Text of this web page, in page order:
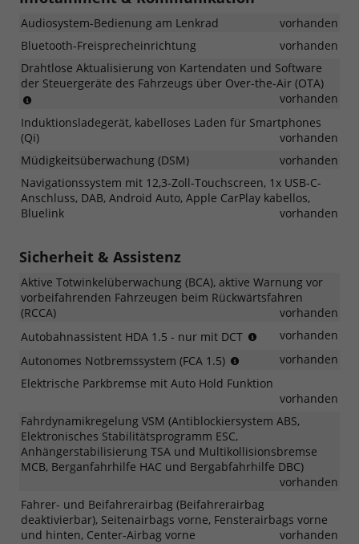
Audiosystem-Bedienung am Lenkrad
vorhanden
Bluetooth-Freisprecheinrichtung
vorhanden
Drahtlose Aktualisierung von Kartendaten und Software
der Steuergeräte des Fahrzeugs über Over-the-Air (OTA)
vorhanden
Induktionsladegerät, kabelloses Laden für Smartphones
(Qi)
vorhanden
Müdigkeitsüberwachung (DSM)
vorhanden
Navigationssystem mit 12,3-Zoll-Touchscreen, 1x USB-C-
Anschluss, DAB, Android Auto, Apple CarPlay kabellos,
Bluelink
vorhanden
Sicherheit & Assistenz
Aktive Totwinkelüberwachung (BCA), aktive Warnung vor
vorbeifahrenden Fahrzeugen beim Rückwärtsfahren
(RCCA)
vorhanden
Autobahnassistent HDA 1.5 - nur mit DCT
Automatische
Kurven
und
Beschleunigung
die
voreingestellte
Geschwindigkeit
vorhanden
Autonomes Notbremssystem (FCA 1.5)
Erkennung
Fahrzeugen,
Fußgängern,
Radfahrern
Warnung
vor
beim
Linksabbiegen
vorhanden
Elektrische Parkbremse mit Auto Hold Funktion
vorhanden
Fahrdynamikregelung VSM (Antiblockiersystem ABS,
Elektronisches Stabilitätsprogramm ESC,
Anhängerstabilisierung TSA und Multikollisionsbremse
MCB, Berganfahrhilfe HAC und Bergabfahrhilfe DBC)
vorhanden
Fahrer- und Beifahrerairbag (Beifahrerairbag
deaktivierbar), Seitenairbags vorne, Fensterairbags vorne
und hinten, Center-Airbag vorne
vorhanden